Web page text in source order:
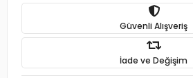
Güvenli Alışveriş
İade ve Değişim